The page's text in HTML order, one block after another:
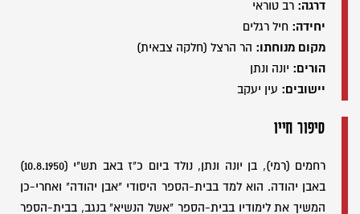
דרגה: רב טוראי
יחידה: חיל רגלים
מקום מנוחתו: הר הרצל (חלקה צבאית)
הורים: יונה ונתן
יישובים: עין יעקב
סיפור חייו
רחמים (רמי), בן יונה ונתן, נולד ביום כ"ז באב תש"י (10.8.1950)
באבן יהודה. הוא למד בבית-הספר היסודי "אבן יהודה" ואחרי-כן
המשיך את לימודיו בבית-הספר "אשל הנשיא" בנגב, בבית-הספר